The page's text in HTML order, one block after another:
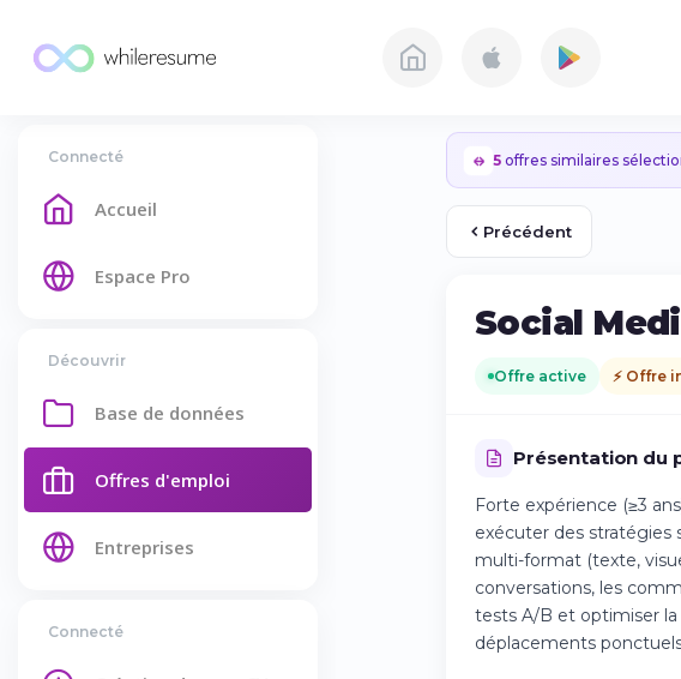
Connecté
Accueil
Espace Pro
Découvrir
Base de données
Offres d'emploi
Entreprises
Connecté
5 offres similaires
Précédent
Social
Offre active ⚡ Offre
Présentation du
Forte expérience (≥3
exécuter des stratégies
multi-format (texte,
conversations, les
tests A/B et optimiser la
déplacements